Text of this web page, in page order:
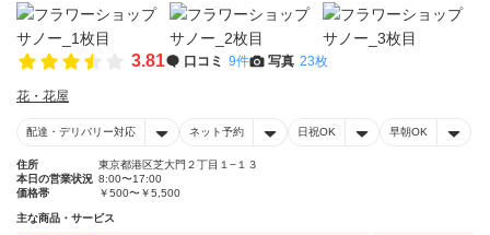
3.81 口コミ 9件 写真 23枚
花・花屋
配達・デリバリー対応 ネット予約 日祝OK 早朝OK
住所
東京都港区芝大門２丁目１−１３
本日の営業状況 8:00〜17:00
価格帯
￥500〜￥5,500
主な商品・サービス